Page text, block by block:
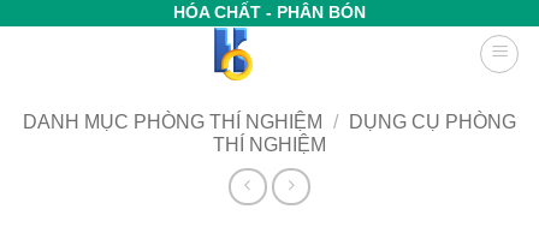
HÓA CHẤT - PHÂN BÓN
DANH MỤC PHÒNG THÍ NGHIỆM /
DỤNG CỤ PHÒNG
THÍ NGHIỆM